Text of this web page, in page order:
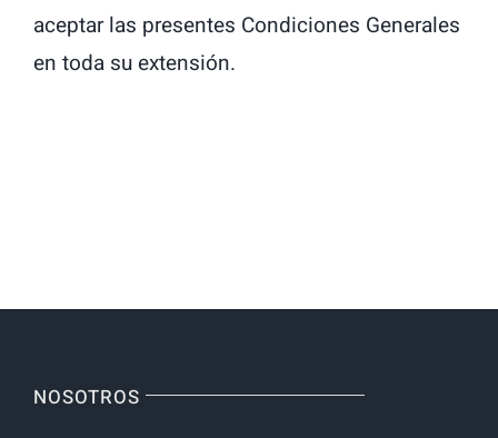
aceptar las presentes Condiciones Generales
en toda su extensión.
NOSOTROS